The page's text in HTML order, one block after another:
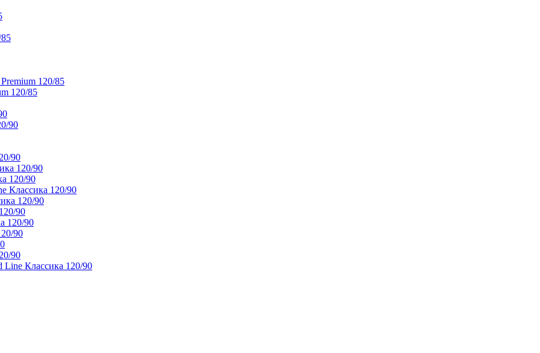
120/85
120/85
90
90
120/90
120/90
Классика 120/90
120/90
90
120/90
90
90
Line Классика 120/90